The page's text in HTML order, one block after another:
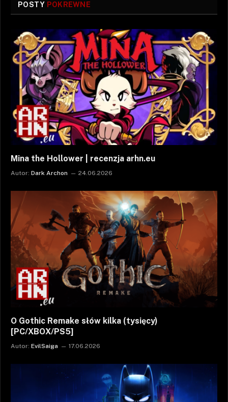
POSTY POKREWNE
Mina the Hollower | recenzja arhn.eu
Autor: Dark Archon 24.06.2026
O Gothic Remake słów kilka (tysięcy)
[PC/XBOX/PS5]
Autor: EvilSaiga 17.06.2026